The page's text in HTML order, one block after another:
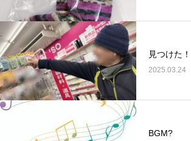
見つけた！
2025.03.24
BGM?